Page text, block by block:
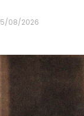
08/2026